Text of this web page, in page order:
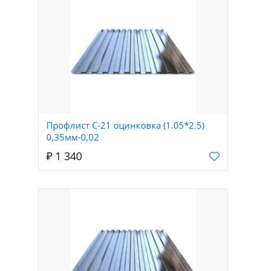
Профлист С-21 оцинковка (1.05*2.5)
0,35мм-0,02
₽ 1 340